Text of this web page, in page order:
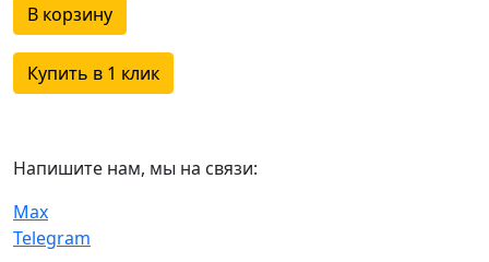
В корзину
Купить в 1 клик
Напишите нам, мы на связи:
Max
Telegram